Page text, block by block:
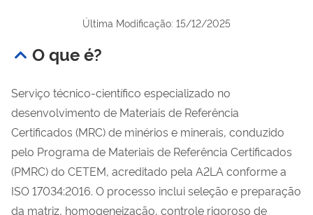
Última Modificação: 15/12/2025
O que é?
Serviço técnico-científico especializado no
desenvolvimento de Materiais de Referência
Certificados (MRC) de minérios e minerais, conduzido
pelo Programa de Materiais de Referência Certificados
(PMRC) do CETEM, acreditado pela A2LA conforme a
ISO 17034:2016. O processo inclui seleção e preparação
da matriz, homogeneização, controle rigoroso de